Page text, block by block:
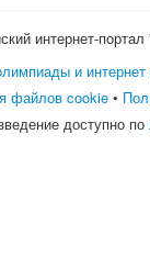
интернет-
и интернет
файлов cookie •
доступно по